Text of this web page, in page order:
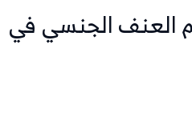
العنف الجنسي في